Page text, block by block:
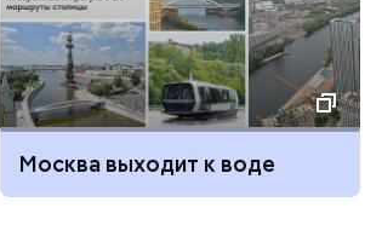
Москва выходит к воде